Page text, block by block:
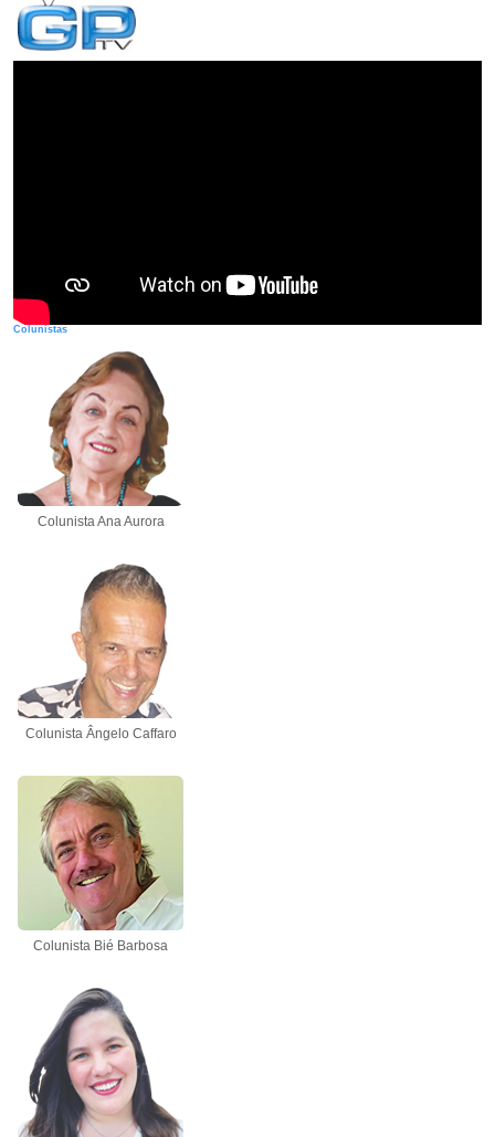
Colunistas
Colunista Ana Aurora
Colunista Ângelo Caffaro
Colunista Bié Barbosa